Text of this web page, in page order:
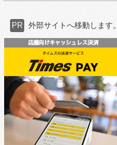
PR 外部サイトへ移動します。